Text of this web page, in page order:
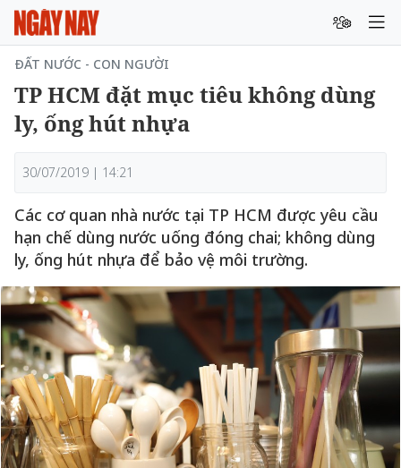
ĐẤT NƯỚC - CON NGƯỜI
TP HCM đặt mục tiêu không dùng
ly, ống hút nhựa
30/07/2019 | 14:21
Các cơ quan nhà nước tại TP HCM được yêu cầu
hạn chế dùng nước uống đóng chai; không dùng
ly, ống hút nhựa để bảo vệ môi trường.